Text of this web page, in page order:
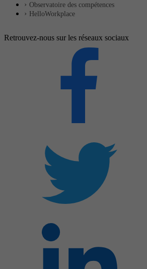
Observatoire des compétences
HelloWorkplace
Retrouvez-nous sur les réseaux sociaux